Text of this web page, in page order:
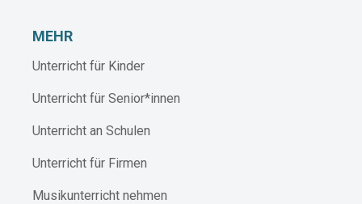
MEHR
Unterricht für Kinder
Unterricht für Senior*innen
Unterricht an Schulen
Unterricht für Firmen
Musikunterricht nehmen